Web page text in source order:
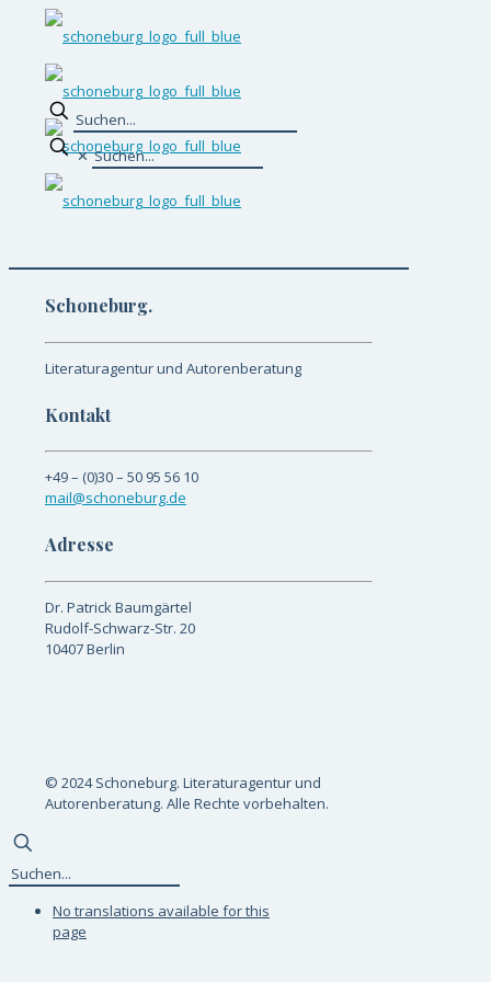
✕
Schoneburg.
Literaturagentur und Autorenberatung
Kontakt
+49 – (0)30 – 50 95 56 10
mail@schoneburg.de
Adresse
Dr. Patrick Baumgärtel
Rudolf-Schwarz-Str. 20
10407 Berlin
© 2024 Schoneburg. Literaturagentur und
Autorenberatung. Alle Rechte vorbehalten.
No translations available for this
page